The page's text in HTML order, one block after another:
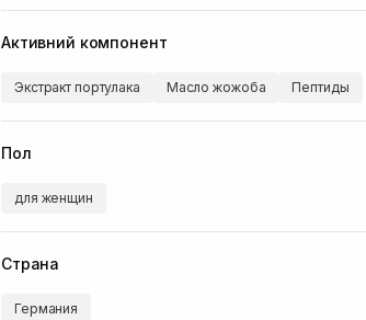
Активний компонент
Экстракт портулака Масло жожоба Пептиды
Пол
для женщин
Страна
Германия